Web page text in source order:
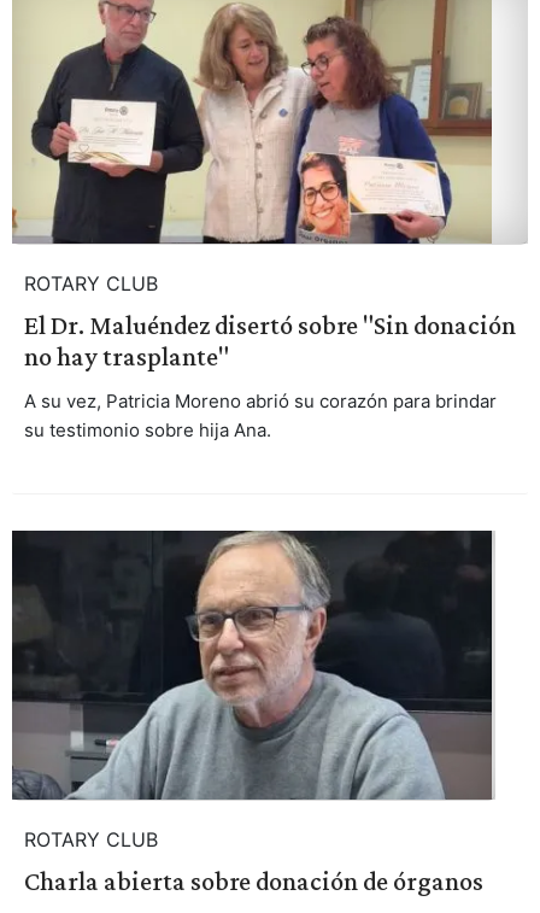
ROTARY CLUB
El Dr. Maluéndez disertó sobre "Sin donación
no hay trasplante"
A su vez, Patricia Moreno abrió su corazón para brindar
su testimonio sobre hija Ana.
ROTARY CLUB
Charla abierta sobre donación de órganos